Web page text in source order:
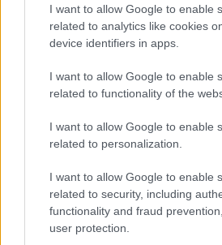
I want to allow Google to enable
related to analytics like cookies
device identifiers in apps.
I want to allow Google to enable
related to functionality of the
I want to allow Google to enable
related to personalization.
I want to allow Google to enable
related to security, including
functionality and fraud
user protection.